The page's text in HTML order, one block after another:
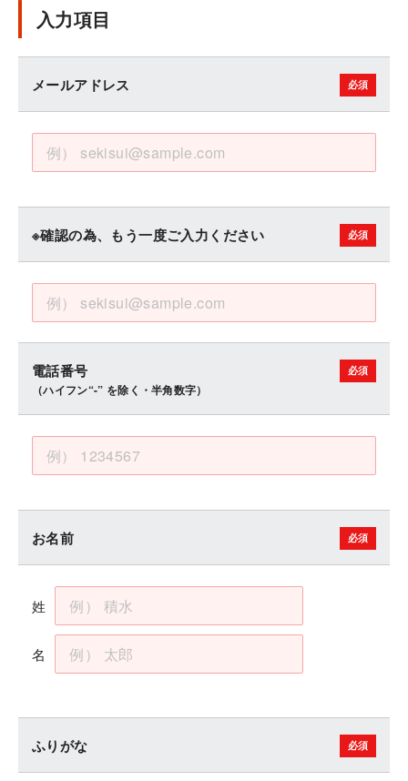
入力項目
メールアドレス
※確認の為、もう一度ご入力ください
電話番号
（ハイフン“-” を除く・半角数字）
お名前
姓
名
ふりがな